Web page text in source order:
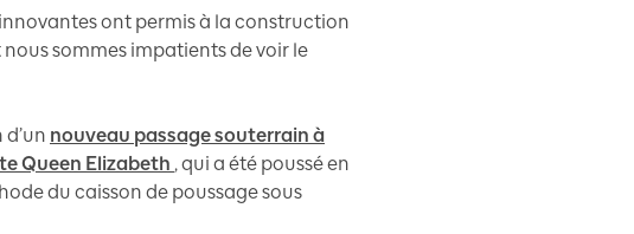
ont permis à la construction
nous sommes impatients de voir le
nouveau passage souterrain à
Queen Elizabeth , qui a été poussé en
du caisson de poussage sous